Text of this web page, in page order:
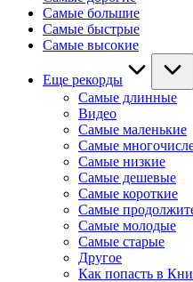
Самые большие
Самые быстрые
Самые высокие
Еще рекорды
Самые длинные
Видео
Самые маленькие
Самые
Самые низкие
Самые дешевые
Самые короткие
Самые
Самые молодые
Самые старые
Другое
Как попасть в